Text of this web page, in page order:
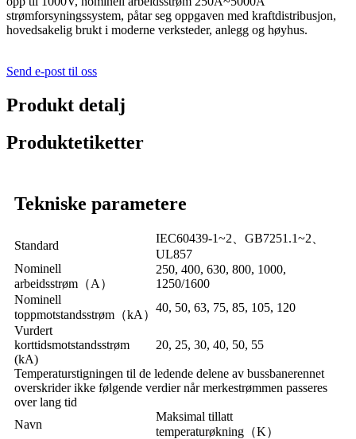
strømforsyningssystem, påtar seg oppgaven med kraftdistribusjon,
hovedsakelig brukt i moderne verksteder, anlegg og høyhus.
Send e-post til oss
Produkt detalj
Produktetiketter
Tekniske parametere
Standard
IEC60439-1~2、GB7251.1~2、
UL857
Nominell
arbeidsstrøm（A）
250, 400, 630, 800, 1000,
1250/1600
Nominell
toppmotstandsstrøm（kA）
40, 50, 63, 75, 85, 105, 120
Vurdert
korttidsmotstandsstrøm
(kA)
20, 25, 30, 40, 50, 55
Temperaturstigningen til de ledende delene av bussbanerennet
overskrider ikke følgende verdier når merkestrømmen passeres
over lang tid
Navn
Maksimal tillatt
temperaturøkning（K）